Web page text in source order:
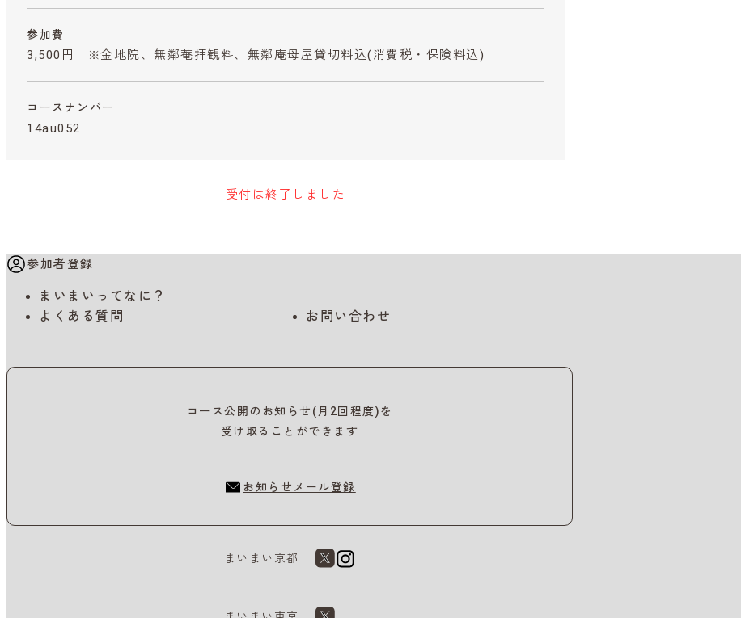
参加費
3,500円 ※金地院、無鄰菴拝観料、無鄰庵母屋貸切料込(消費税・保険料込)
コースナンバー
14au052
受付は終了しました
参加者登録
まいまいってなに？
よくある質問
お問い合わせ
コース公開のお知らせ(月2回程度)を
受け取ることができます
お知らせメール登録
まいまい京都